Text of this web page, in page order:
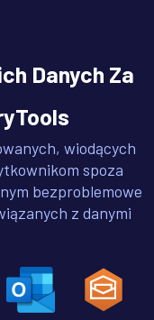
Danych Za
wiodących
spoza
bezproblemowe
z danymi